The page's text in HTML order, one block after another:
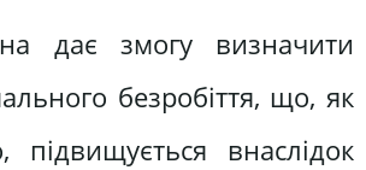
дає змогу визначити
безробіття, що, як
підвищується внаслідок